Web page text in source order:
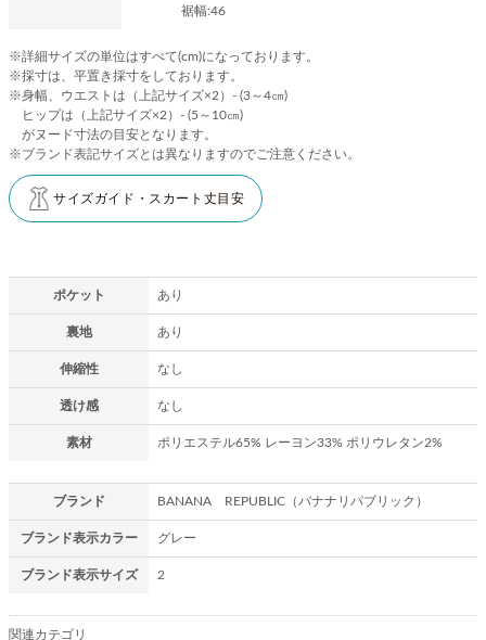
裾幅:46
※詳細サイズの単位はすべて(cm)になっております。
※採寸は、平置き採寸をしております。
※身幅、ウエストは（上記サイズ×2）- (3～4㎝)
ヒップは（上記サイズ×2）- (5～10㎝)
がヌード寸法の目安となります。
※ブランド表記サイズとは異なりますのでご注意ください。
サイズガイド・スカート丈目安
ポケット あり
裏地 あり
伸縮性 なし
透け感 なし
素材 ポリエステル65% レーヨン33% ポリウレタン2%
ブランド BANANA REPUBLIC（バナナリパブリック）
ブランド表示カラー グレー
ブランド表示サイズ 2
関連カテゴリ